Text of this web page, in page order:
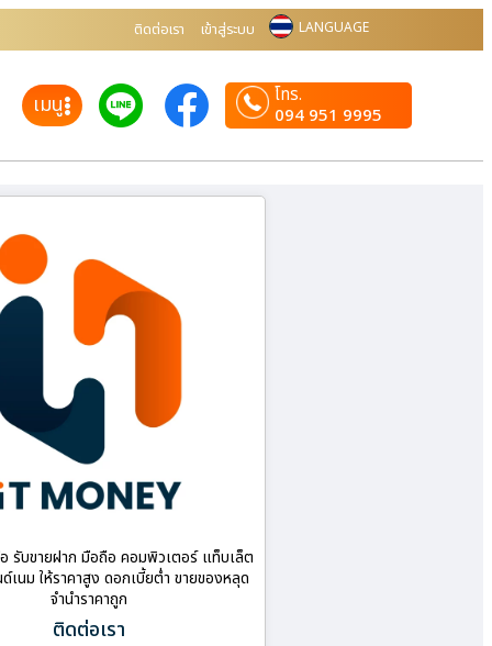
ติดต่อเรา เข้าสู่ระบบ LANGUAGE
เมนู
โทร.
094 951 9995
รับขายฝาก มือถือ คอมพิวเตอร์ แท็บเล็ต
เนม ให้ราคาสูง ดอกเบี้ยต่ำ ขายของหลุด
จำนำราคาถูก
ติดต่อเรา